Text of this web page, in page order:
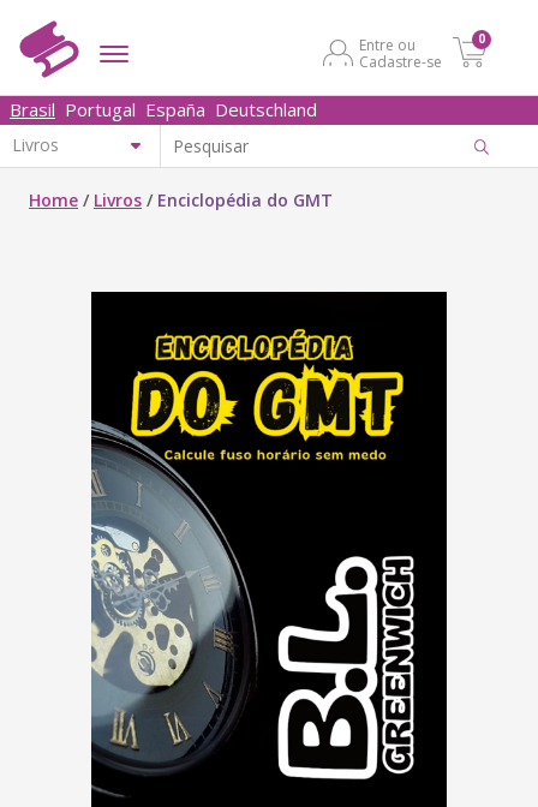
Entre ou
Cadastre-se
0
Brasil Portugal España Deutschland
Home / Livros / Enciclopédia do GMT